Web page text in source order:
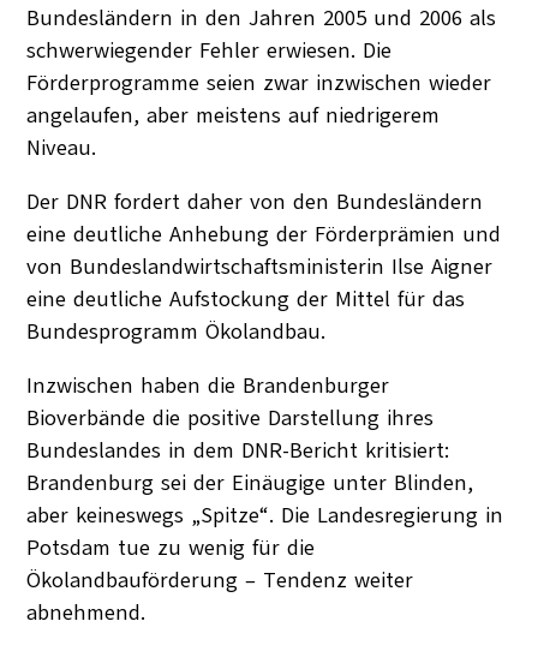
Bundesländern in den Jahren 2005 und 2006 als
schwerwiegender Fehler erwiesen. Die
Förderprogramme seien zwar inzwischen wieder
angelaufen, aber meistens auf niedrigerem
Niveau.
Der DNR fordert daher von den Bundesländern
eine deutliche Anhebung der Förderprämien und
von Bundeslandwirtschaftsministerin Ilse Aigner
eine deutliche Aufstockung der Mittel für das
Bundesprogramm Ökolandbau.
Inzwischen haben die Brandenburger
Bioverbände die positive Darstellung ihres
Bundeslandes in dem DNR-Bericht kritisiert:
Brandenburg sei der Einäugige unter Blinden,
aber keineswegs „Spitze“. Die Landesregierung in
Potsdam tue zu wenig für die
Ökolandbauförderung – Tendenz weiter
abnehmend.